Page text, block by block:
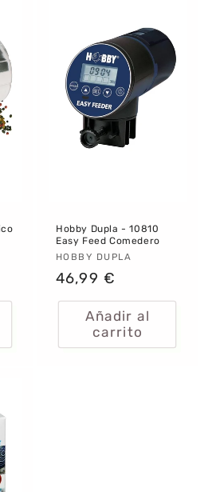
Hobby Dupla - 10810
Easy Feed Comedero
Proveedor:
HOBBY DUPLA
Precio
habitual
46,99 €
Añadir al
carrito